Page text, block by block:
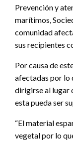
Prevención y
marítimos,
comunidad
sus recipientes
Por causa de
afectadas por lo
dirigirse al lugar
esta pueda ser
“El material
vegetal por lo